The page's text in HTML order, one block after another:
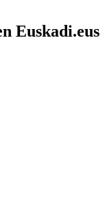
Euskadi.eus